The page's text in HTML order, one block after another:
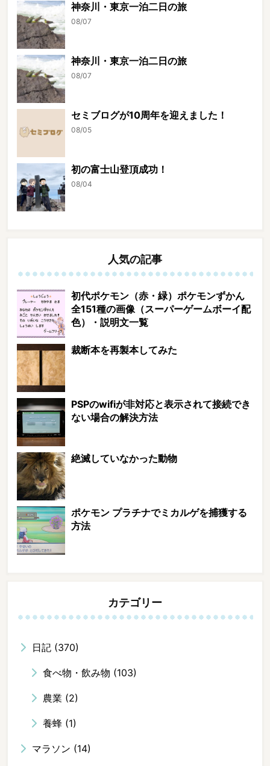
神奈川・東京一泊二日の旅
08/07
神奈川・東京一泊二日の旅
08/07
セミブログが10周年を迎えました！
08/05
初の富士山登頂成功！
08/04
人気の記事
初代ポケモン（赤・緑）ポケモンずかん
全151種の画像（スーパーゲームボーイ配
色）・説明文一覧
裁断本を再製本してみた
PSPのwifiが非対応と表示されて接続でき
ない場合の解決方法
絶滅していなかった動物
ポケモン プラチナでミカルゲを捕獲する
方法
カテゴリー
日記 (370)
食べ物・飲み物 (103)
農業 (2)
養蜂 (1)
マラソン (14)